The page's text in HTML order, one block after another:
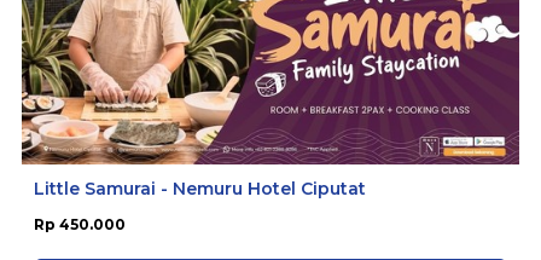
Little Samurai - Nemuru Hotel Ciputat
Rp 450.000